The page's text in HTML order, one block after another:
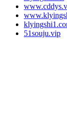
51souju.vip